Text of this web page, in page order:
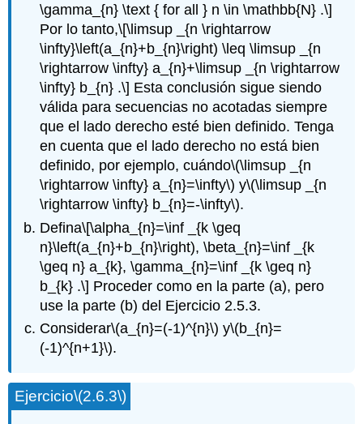
\gamma_{n} \text { for all } n \in \mathbb{N} .\]
Por lo tanto,\[\limsup _{n \rightarrow
\infty}\left(a_{n}+b_{n}\right) \leq \limsup _{n
\rightarrow \infty} a_{n}+\limsup _{n \rightarrow
\infty} b_{n} .\] Esta conclusión sigue siendo
válida para secuencias no acotadas siempre
que el lado derecho esté bien definido. Tenga
en cuenta que el lado derecho no está bien
definido, por ejemplo, cuándo\(\limsup _{n
\rightarrow \infty} a_{n}=\infty\) y\(\limsup _{n
\rightarrow \infty} b_{n}=-\infty\).
Defina\[\alpha_{n}=\inf _{k \geq
n}\left(a_{n}+b_{n}\right), \beta_{n}=\inf _{k
\geq n} a_{k}, \gamma_{n}=\inf _{k \geq n}
b_{k} .\] Proceder como en la parte (a), pero
use la parte (b) del Ejercicio 2.5.3.
Considerar\(a_{n}=(-1)^{n}\) y\(b_{n}=
(-1)^{n+1}\).
Ejercicio\(2.6.3\)